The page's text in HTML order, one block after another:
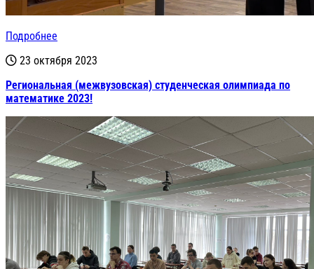
Подробнее
23 октября 2023
Региональная (межвузовская) студенческая олимпиада по
математике 2023!